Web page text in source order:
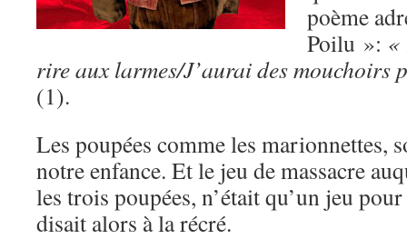
poème
Poilu »: «
rire aux larmes/J’aurai des mouchoirs
(1).
Les poupées comme les marionnettes,
notre enfance. Et le jeu de massacre
les trois poupées, n’était qu’un jeu
disait alors à la récré.